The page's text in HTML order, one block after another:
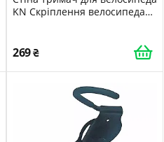
KN Скріплення велосипеда
269